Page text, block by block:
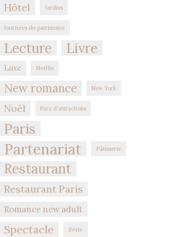
Hôtel Jardins
Journées du patrimoine
Lecture Livre
Luxe Netflix
New romance New York
Noël Parc d'attractions
Paris
Partenariat Pâtisserie
Restaurant
Restaurant Paris
Romance new adult
Spectacle Série